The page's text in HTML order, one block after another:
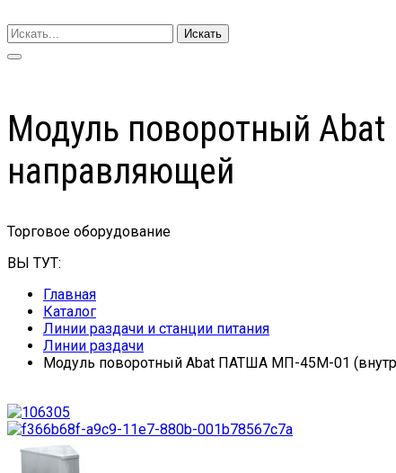
Искать
Модуль поворотный
направляющей
Торговое оборудование
ВЫ ТУТ:
Главная
Каталог
Линии раздачи и станции питания
Линии раздачи
Модуль поворотный Abat ПАТША МП-45М-01